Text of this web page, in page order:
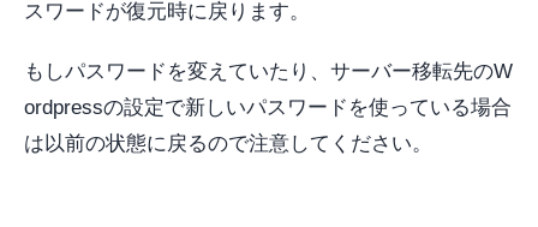
スワードが復元時に戻ります。
もしパスワードを変えていたり、サーバー移転先のW
ordpressの設定で新しいパスワードを使っている場合
は以前の状態に戻るので注意してください。